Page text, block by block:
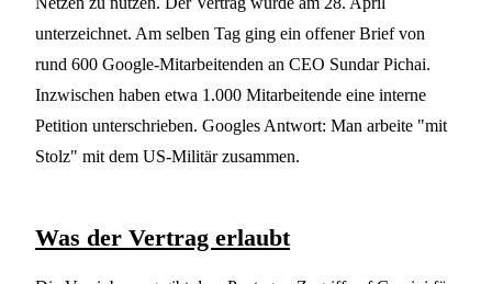
unterzeichnet. Am selben Tag ging ein offener Brief von
rund 600 Google-Mitarbeitenden an CEO Sundar Pichai.
Inzwischen haben etwa 1.000 Mitarbeitende eine interne
Petition unterschrieben. Googles Antwort: Man arbeite "mit
Stolz" mit dem US-Militär zusammen.
Was der Vertrag erlaubt